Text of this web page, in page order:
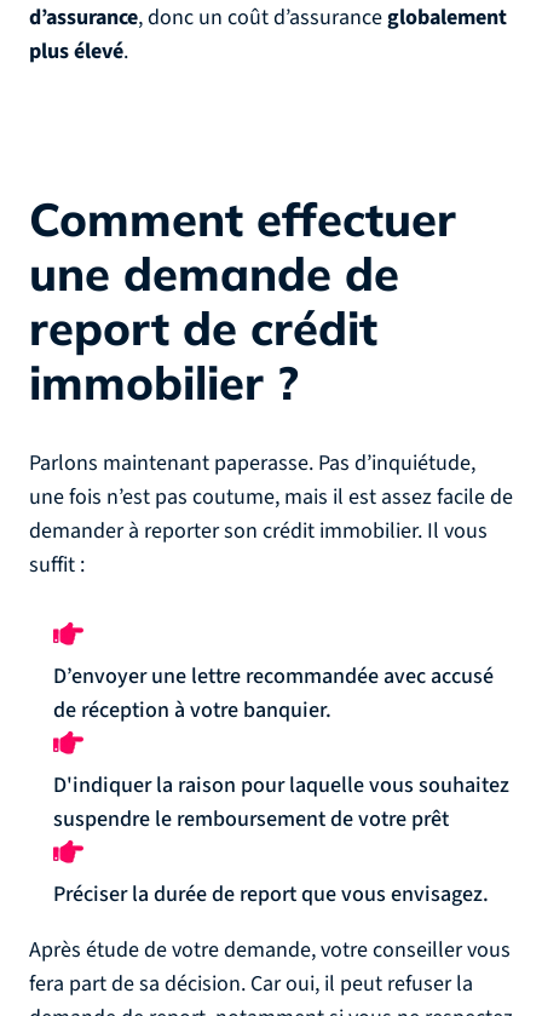
d’assurance, donc un coût d’assuranceglobalement
plus élevé.
Comment effectuer
une demande de
report de crédit
immobilier ?
Parlons maintenant paperasse. Pas d’inquiétude,
une fois n’est pas coutume, mais il est assez facile de
demander à reporter son crédit immobilier. Il vous
suffit :
D’envoyer une lettre recommandée avec accusé
de réception à votre banquier.
D'indiquer la raison pour laquelle vous souhaitez
suspendre le remboursement de votre prêt
Préciser la durée de report que vous envisagez.
Après étude de votre demande, votre conseiller vous
fera part de sa décision. Car oui, il peut refuser la